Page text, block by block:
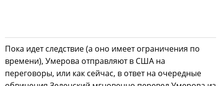
Пока идет следствие (а оно имеет ограничения по
времени), Умерова отправляют в США на
переговоры, или как сейчас, в ответ на очередные